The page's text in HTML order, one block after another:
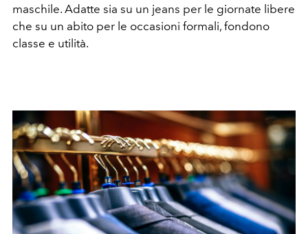
maschile. Adatte sia su un jeans per le giornate libere
che su un abito per le occasioni formali, fondono
classe e utilità.